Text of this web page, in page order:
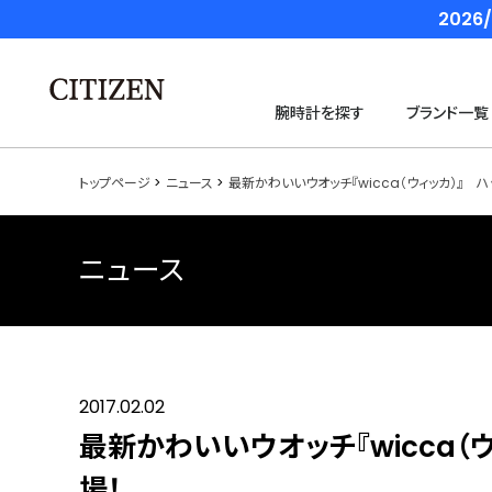
2026/
腕時計を探す ブランド一覧
トップページ ニュース 最新かわいいウオッチ『wicca（ウィッカ）』
ニュース
2017.02.02
最新かわいいウオッチ『wicca（